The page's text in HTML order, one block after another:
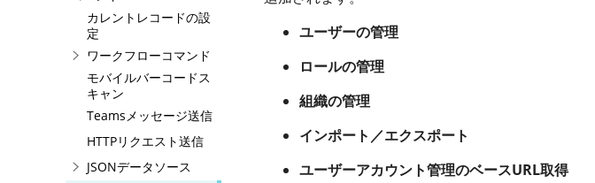
カレントレコードの設
定
ワークフローコマンド
モバイルバーコードス
キャン
Teamsメッセージ送信
HTTPリクエスト送信
JSONデータソース
ユーザーの管理
ロールの管理
組織の管理
インポート／エクスポート
ユーザーアカウント管理のベースURL取得